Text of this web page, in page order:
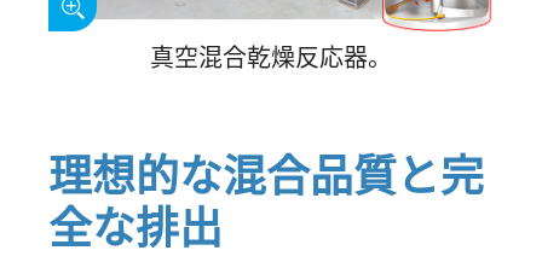
真空混合乾燥反応器。
理想的な混合品質と完
全な排出